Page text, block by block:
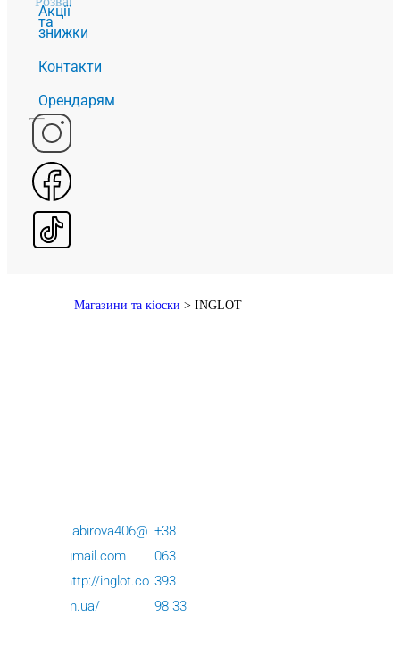
Акції
та
знижки
Контакти
Орендарям
Магазини та кіоски > INGLOT
sabirova406@
gmail.com
http://inglot.co
m.ua/
+38
063
393
98 33